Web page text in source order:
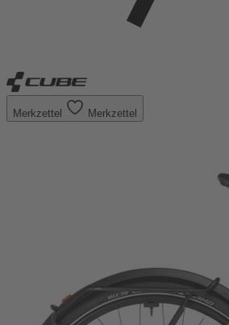
Merkzettel Merkzettel